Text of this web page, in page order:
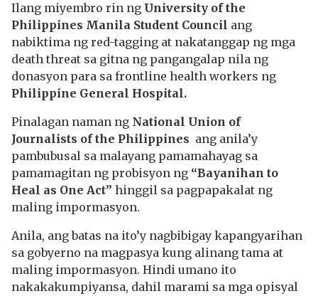
Ilang miyembro rin ng University of the
Philippines Manila Student Council ang
nabiktima ng red-tagging at nakatanggap ng mga
death threat sa gitna ng pangangalap nila ng
donasyon para sa frontline health workers ng
Philippine General Hospital.
Pinalagan naman ng National Union of
Journalists of the Philippines ang anila’y
pambubusal sa malayang pamamahayag sa
pamamagitan ng probisyon ng “Bayanihan to
Heal as One Act” hinggil sa pagpapakalat ng
maling impormasyon.
Anila, ang batas na ito’y nagbibigay kapangyarihan
sa gobyerno na magpasya kung alinang tama at
maling impormasyon. Hindi umano ito
nakakakumpiyansa, dahil marami sa mga opisyal